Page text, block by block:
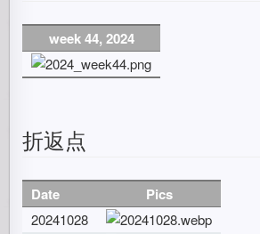
week 44, 2024
折返点
Date Pics
20241028